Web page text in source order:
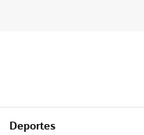
Deportes